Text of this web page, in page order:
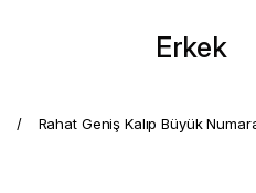
Erkek
Rahat Geniş Kalıp Büyük